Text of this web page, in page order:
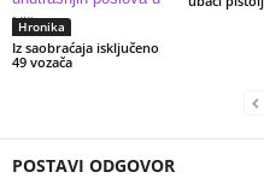
Hronika
Iz saobraćaja isključeno
49 vozača
POSTAVI ODGOVOR